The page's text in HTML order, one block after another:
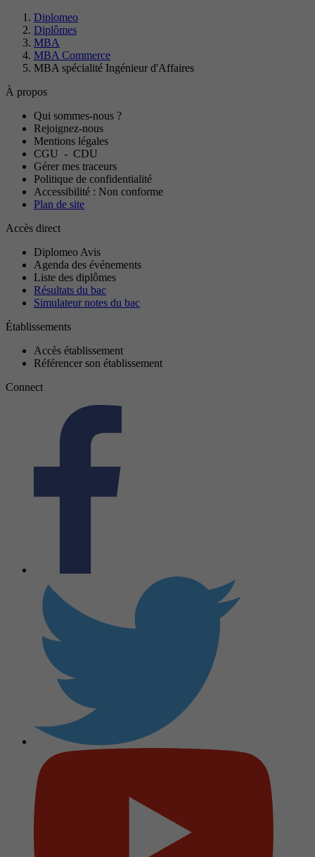
Diplomeo
Diplômes
MBA
MBA Commerce
MBA spécialité Ingénieur d'Affaires
À propos
Qui sommes-nous ?
Rejoignez-nous
Mentions légales
CGU - CDU
Gérer mes traceurs
Politique de confidentialité
Accessibilité : Non conforme
Plan de site
Accès direct
Diplomeo Avis
Agenda des événements
Liste des diplômes
Résultats du bac
Simulateur notes du bac
Établissements
Accès établissement
Référencer son établissement
Connect